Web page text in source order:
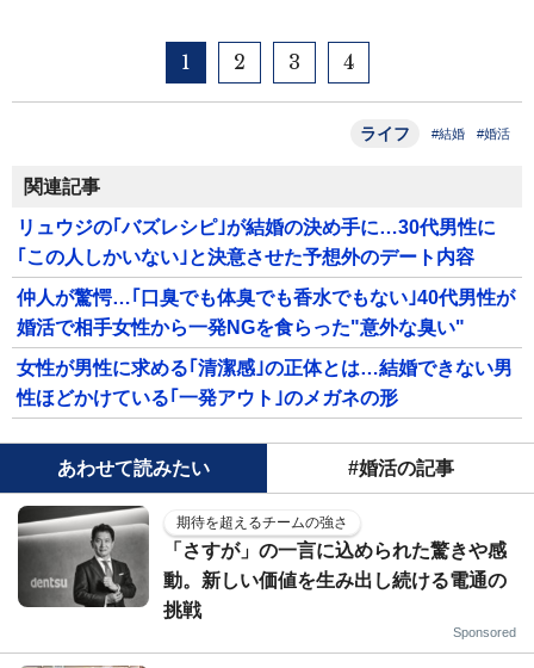
1 2 3 4
ライフ #結婚 #婚活
関連記事
リュウジの｢バズレシピ｣が結婚の決め手に…30代男性に
｢この人しかいない｣と決意させた予想外のデート内容
仲人が驚愕…｢口臭でも体臭でも香水でもない｣40代男性が
婚活で相手女性から一発NGを食らった"意外な臭い"
女性が男性に求める｢清潔感｣の正体とは…結婚できない男
性ほどかけている｢一発アウト｣のメガネの形
あわせて読みたい #婚活の記事
期待を超えるチームの強さ
「さすが」の一言に込められた驚きや感
動。新しい価値を生み出し続ける電通の
挑戦
Sponsored